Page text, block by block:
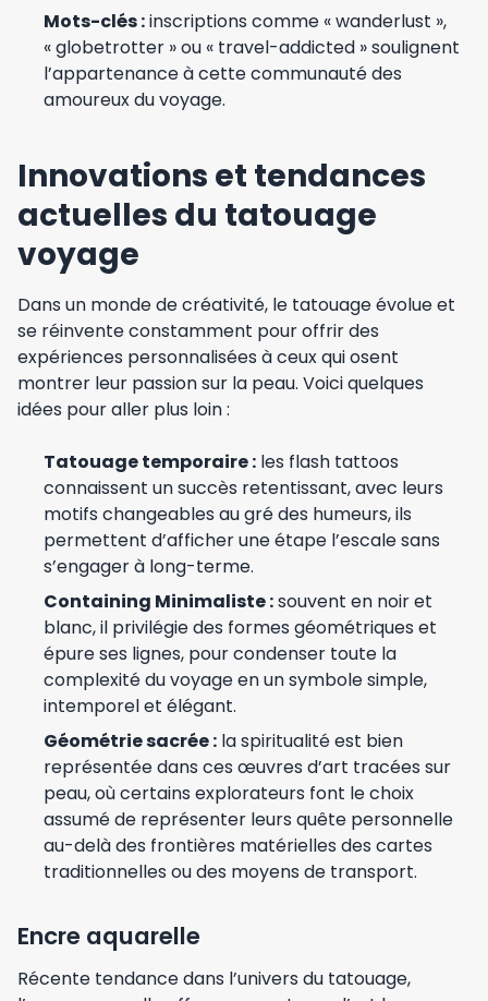
Mots-clés :inscriptions comme « wanderlust »,
« globetrotter » ou « travel-addicted » soulignent
l’appartenance à cette communauté des
amoureux du voyage.
Innovations et tendances
actuelles du tatouage
voyage
Dans un monde de créativité, le tatouage évolue et
se réinvente constamment pour offrir des
expériences personnalisées à ceux qui osent
montrer leur passion sur la peau. Voici quelques
idées pour aller plus loin :
Tatouage temporaire : les flash tattoos
connaissent un succès retentissant, avec leurs
motifs changeables au gré des humeurs, ils
permettent d’afficher une étape l’escale sans
s’engager à long-terme.
Containing Minimaliste :souvent en noir et
blanc, il privilégie des formes géométriques et
épure ses lignes, pour condenser toute la
complexité du voyage en un symbole simple,
intemporel et élégant.
Géométrie sacrée : la spiritualité est bien
représentée dans ces œuvres d’art tracées sur
peau, où certains explorateurs font le choix
assumé de représenter leurs quête personnelle
au-delà des frontières matérielles des cartes
traditionnelles ou des moyens de transport.
Encre aquarelle
Récente tendance dans l’univers du tatouage,